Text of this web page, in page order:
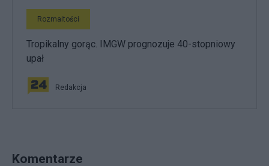
Rozmaitości
Tropikalny gorąc. IMGW prognozuje 40-stopniowy
upał
Redakcja
Komentarze